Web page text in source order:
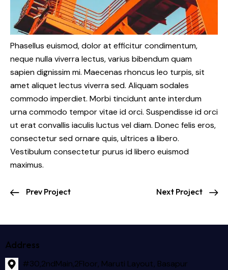
Phasellus euismod, dolor at efficitur condimentum,
neque nulla viverra lectus, varius bibendum quam
sapien dignissim mi. Maecenas rhoncus leo turpis, sit
amet aliquet lectus viverra sed. Aliquam sodales
commodo imperdiet. Morbi tincidunt ante interdum
urna commodo tempor vitae id orci. Suspendisse id orci
ut erat convallis iaculis luctus vel diam. Donec felis eros,
consectetur sed ornare quis, ultrices a libero.
Vestibulum consectetur purus id libero euismod
maximus.
Prev Project Next Project
Address
#30,2ndMain,2Floor, Maruti Layout, Basapur